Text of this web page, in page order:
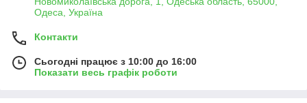
Одеса, Україна
Контакти
Сьогодні працює з 10:00 до 16:00
Показати весь графік роботи